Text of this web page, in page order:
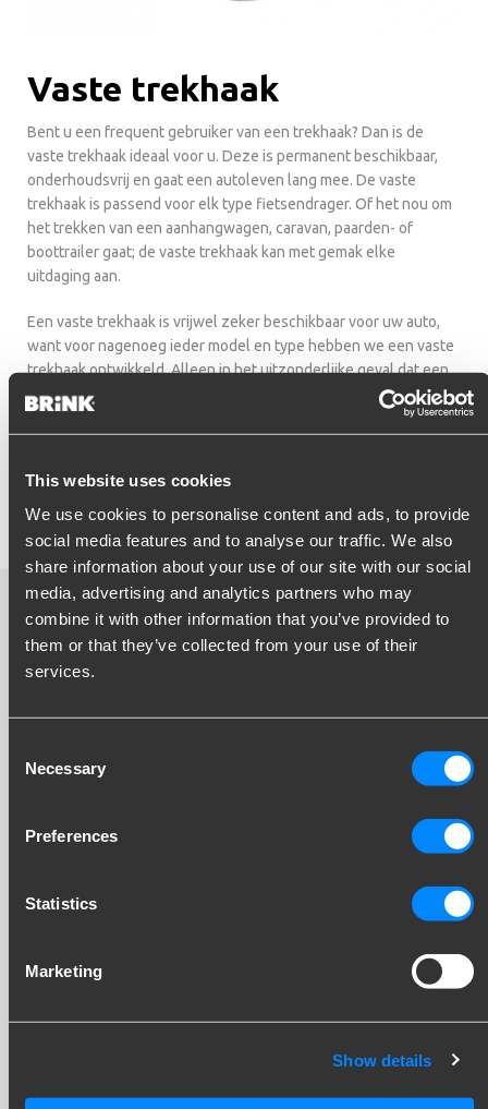
This website uses cookies
We use cookies to personalise content and ads, to provide
social media features and to analyse our traffic. We also
share information about your use of our site with our social
media, advertising and analytics partners who may
combine it with other information that you’ve provided to
them or that they’ve collected from your use of their
services.
Selection
Necessary
Preferences
Statistics
Marketing
Show details
Vaste trekhaak
Bent u een frequent gebruiker van een trekhaak? Dan is de
vaste trekhaak ideaal voor u. Deze is permanent beschikbaar,
onderhoudsvrij en gaat een autoleven lang mee. De vaste
trekhaak is passend voor elk type fietsendrager. Of het nou om
het trekken van een aanhangwagen, caravan, paarden- of
boottrailer gaat; de vaste trekhaak kan met gemak elke
uitdaging aan.
Een vaste trekhaak is vrijwel zeker beschikbaar voor uw auto,
want voor nagenoeg ieder model en type hebben we een vaste
trekhaak ontwikkeld. Alleen in het uitzonderlijke geval dat een
vaste trekhaak het zicht op uw kentekenplaat of mistlicht
blokkeert, is dit type trekhaak niet toepasbaar. Het is namelijk
wettelijk verplicht dat deze zichtbaar zijn. Een vaste trekhaak
veruit de meeste gevallen geschikt voor auto’s die beschikken
over het Park Distance Control-systeem (PDC).
Vaste trekhaak
uitlegvideo